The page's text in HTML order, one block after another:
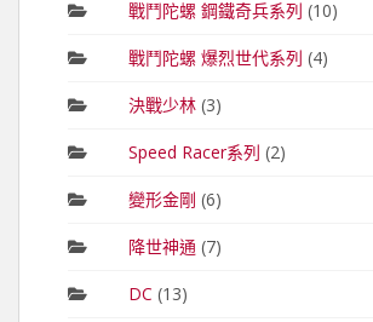
戰鬥陀螺 鋼鐵奇兵系列 (10)
戰鬥陀螺 爆烈世代系列 (4)
決戰少林(3)
Speed Racer系列 (2)
變形金剛 (6)
降世神通 (7)
DC (13)